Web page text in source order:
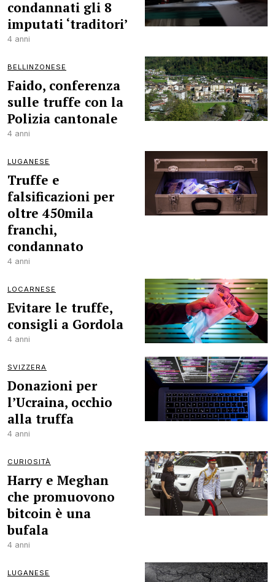
condannati gli 8
imputati ‘traditori’
4 anni
BELLINZONESE
Faido, conferenza
sulle truffe con la
Polizia cantonale
4 anni
LUGANESE
Truffe e
falsificazioni per
oltre 450mila
franchi,
condannato
4 anni
LOCARNESE
Evitare le truffe,
consigli a Gordola
4 anni
SVIZZERA
Donazioni per
l’Ucraina, occhio
alla truffa
4 anni
CURIOSITÀ
Harry e Meghan
che promuovono
bitcoin è una
bufala
4 anni
LUGANESE